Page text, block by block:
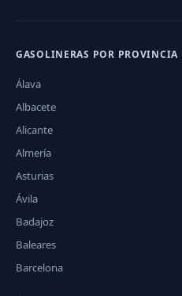
GASOLINERAS POR PROVINCIA
Álava
Albacete
Alicante
Almería
Asturias
Ávila
Badajoz
Baleares
Barcelona